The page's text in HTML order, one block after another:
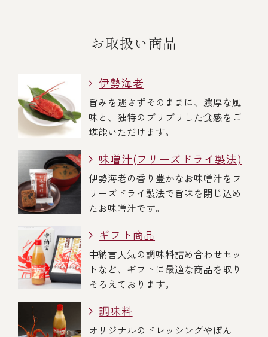
お取扱い商品
伊勢海老
旨みを逃さずそのままに、濃厚な風
味と、独特のプリプリした食感をご
堪能いただけます。
味噌汁(フリーズドライ製法)
伊勢海老の香り豊かなお味噌汁をフ
リーズドライ製法で旨味を閉じ込め
たお味噌汁です。
ギフト商品
中納言人気の調味料詰め合わせセッ
トなど、ギフトに最適な商品を取り
そろえております。
調味料
オリジナルのドレッシングやぽん